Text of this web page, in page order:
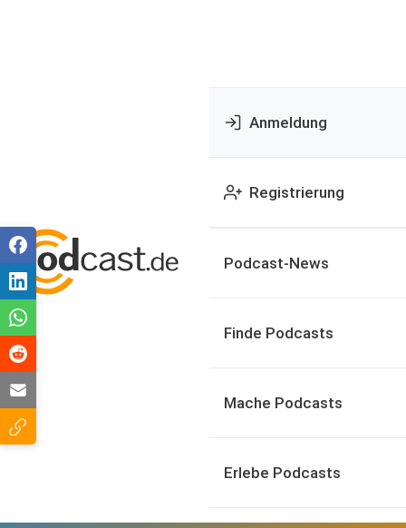
Anmeldung
Registrierung
Podcast-News
Finde Podcasts
Mache Podcasts
Erlebe Podcasts